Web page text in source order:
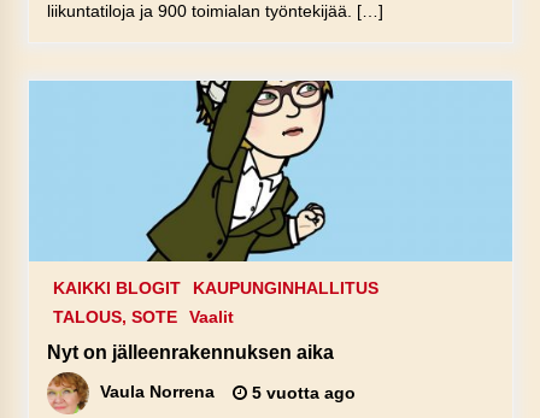
liikuntatiloja ja 900 toimialan työntekijää. […]
KAIKKI BLOGIT
KAUPUNGINHALLITUS
TALOUS, SOTE
Vaalit
Nyt on jälleenrakennuksen aika
Vaula Norrena 5 vuotta ago